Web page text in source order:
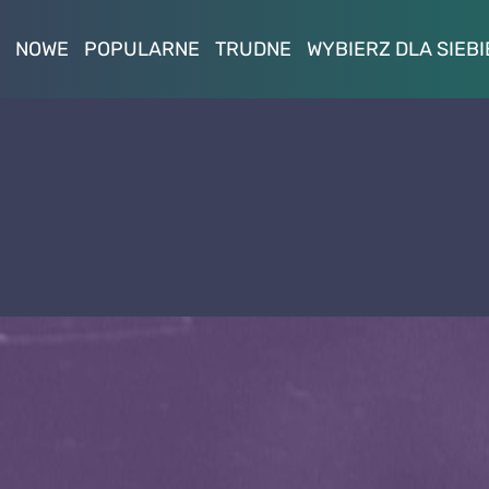
NOWE POPULARNE TRUDNE WYBIERZ DLA